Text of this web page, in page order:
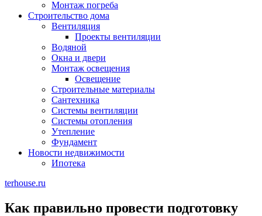
Монтаж погреба
Строительство дома
Вентиляция
Проекты вентиляции
Водяной
Окна и двери
Монтаж освещения
Освещение
Строительные материалы
Сантехника
Системы вентиляции
Системы отопления
Утепление
Фундамент
Новости недвижимости
Ипотека
terhouse.ru
Как правильно провести подготовку